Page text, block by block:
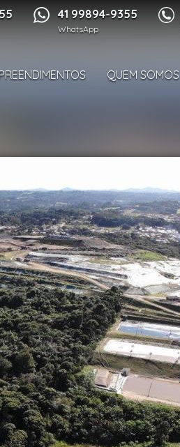
41 99894-9355
WhatsApp
QUEM SOMOS